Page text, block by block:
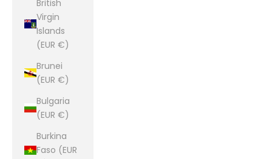
British
Virgin
Islands
(EUR €)
Brunei
(EUR €)
Bulgaria
(EUR €)
Burkina
Faso (EUR